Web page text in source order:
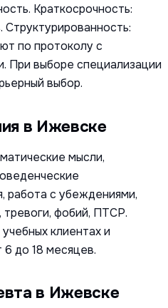
Краткосрочность:
по протоколу с
При выборе специализации
выбор.
в Ижевске
мысли,
работа с убеждениями,
тревоги, фобий, ПТСР.
клиентах и
до 18 месяцев.
в Ижевске